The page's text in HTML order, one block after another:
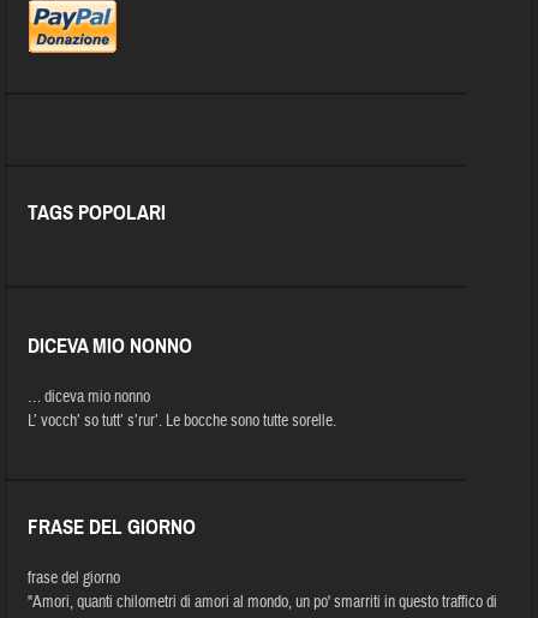
TAGS POPOLARI
DICEVA MIO NONNO
… diceva mio nonno
L’ vocch’ so tutt’ s’rur’. Le bocche sono tutte sorelle.
FRASE DEL GIORNO
frase del giorno
"Amori, quanti chilometri di amori al mondo, un po' smarriti in questo traffico di